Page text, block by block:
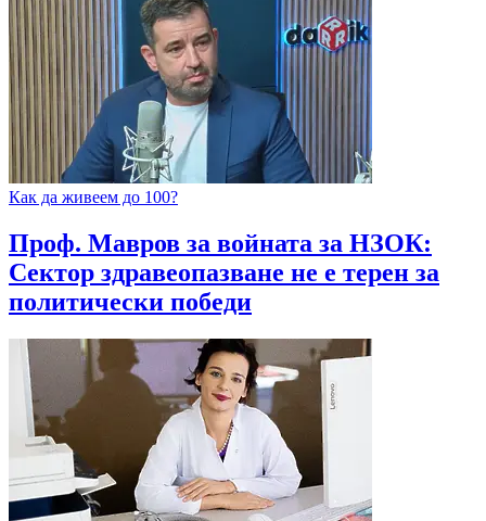
Как да живеем до 100?
Проф. Мавров за войната за НЗОК:
Сектор здравеопазване не е терен за
политически победи